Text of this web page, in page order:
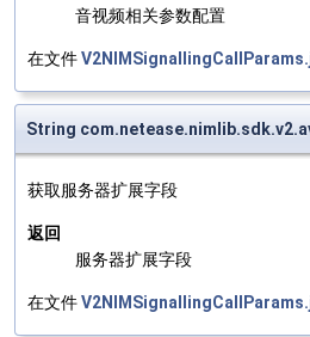
音视频相关参数配置
在文件
String
获取服务器扩展字段
返回
服务器扩展字段
在文件